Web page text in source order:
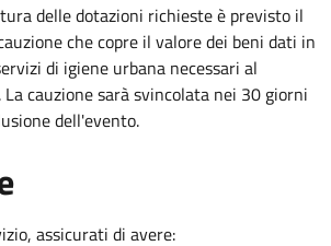
delle dotazioni richieste è previsto il
che copre il valore dei beni dati in
di igiene urbana necessari al
cauzione sarà svincolata nei 30 giorni
dell'evento.
assicurati di avere: